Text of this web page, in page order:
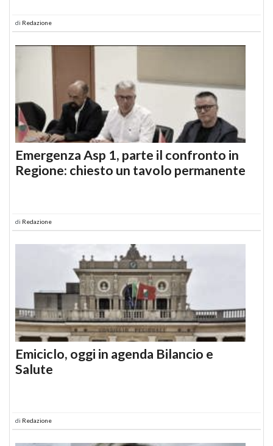
di Redazione
Emergenza Asp 1, parte il confronto in
Regione: chiesto un tavolo permanente
di Redazione
Emiciclo, oggi in agenda Bilancio e
Salute
di Redazione